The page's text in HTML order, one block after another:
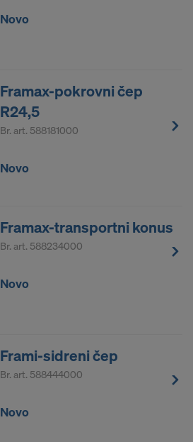
Novo
Framax-pokrovni čep
R24,5
Br. art. 588181000
Novo
Framax-transportni konus
Br. art. 588234000
Novo
Frami-sidreni čep
Br. art. 588444000
Novo